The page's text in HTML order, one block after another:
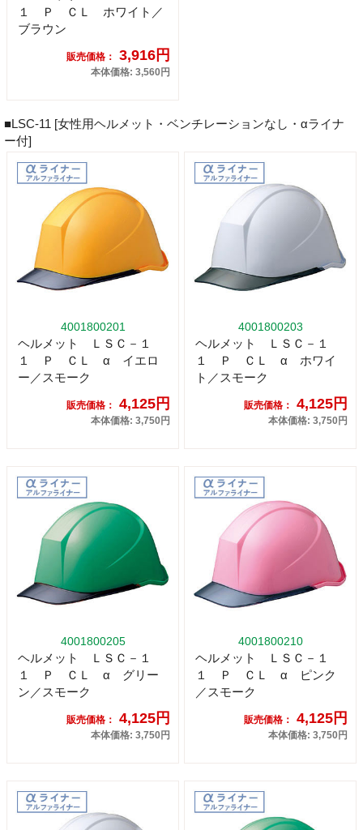
１ Ｐ ＣＬ ホワイト／
ブラウン
販売価格： 3,916円
本体価格: 3,560円
■LSC-11 [女性用ヘルメット・ベンチレーションなし・αライナ
ー付]
4001800201
ヘルメット ＬＳＣ－１
１ Ｐ ＣＬ α イエロ
ー／スモーク
販売価格： 4,125円
本体価格: 3,750円
4001800203
ヘルメット ＬＳＣ－１
１ Ｐ ＣＬ α ホワイ
ト／スモーク
販売価格： 4,125円
本体価格: 3,750円
4001800205
ヘルメット ＬＳＣ－１
１ Ｐ ＣＬ α グリー
ン／スモーク
販売価格： 4,125円
本体価格: 3,750円
4001800210
ヘルメット ＬＳＣ－１
１ Ｐ ＣＬ α ピンク
／スモーク
販売価格： 4,125円
本体価格: 3,750円